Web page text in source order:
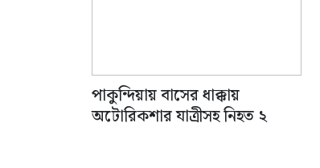
পাকুন্দিয়ায় বাসের ধাক্কায়
অটোরিকশার যাত্রীসহ নিহত ২